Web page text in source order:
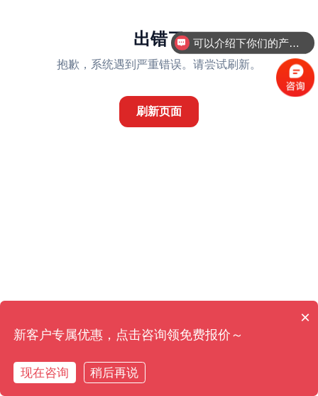
出错了
抱歉，系统遇到严重错误。请尝试刷新。
刷新页面
可以介绍下你们的产品么
×
新客户专属优惠，点击咨询领免费报价～
现在咨询 稍后再说
在线咨询